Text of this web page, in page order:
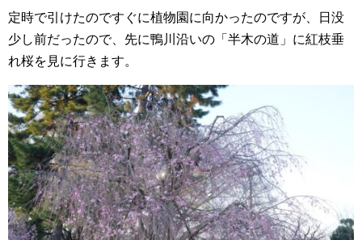
定時で引けたのですぐに植物園に向かったのですが、日没
少し前だったので、先に鴨川沿いの「半木の道」に紅枝垂
れ桜を見に行きます。